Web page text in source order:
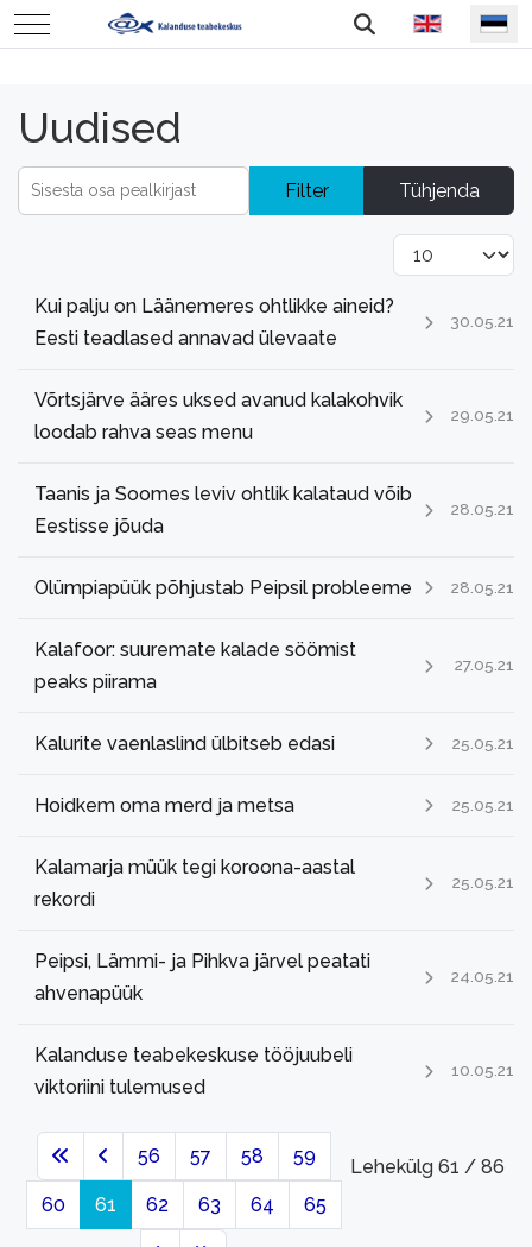
Mobile Menu Toggle Vali keel
Uudised
Sisesta osa pealkirjast Filter Tühjenda
Näita korraga
Kui palju on Läänemeres ohtlikke aineid?
Eesti teadlased annavad ülevaate
30.05.21
Võrtsjärve ääres uksed avanud kalakohvik
loodab rahva seas menu
29.05.21
Taanis ja Soomes leviv ohtlik kalataud võib
Eestisse jõuda
28.05.21
Olümpiapüük põhjustab Peipsil probleeme 28.05.21
Kalafoor: suuremate kalade söömist
peaks piirama
27.05.21
Kalurite vaenlaslind ülbitseb edasi 25.05.21
Hoidkem oma merd ja metsa 25.05.21
Kalamarja müük tegi koroona-aastal
rekordi
25.05.21
Peipsi, Lämmi- ja Pihkva järvel peatati
ahvenapüük
24.05.21
Kalanduse teabekeskuse tööjuubeli
viktoriini tulemused
10.05.21
Lehekülg 61 / 86
56 57 58 59
60 61 62 63 64 65